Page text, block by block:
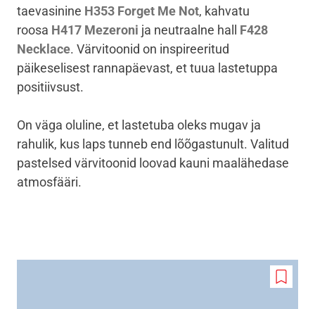
taevasinine H353 Forget Me Not, kahvatu
roosa H417 Mezeroni ja neutraalne hall F428
Necklace. Värvitoonid on inspireeritud
päikeselisest rannapäevast, et tuua lastetuppa
positiivsust.
On väga oluline, et lastetuba oleks mugav ja
rahulik, kus laps tunneb end lõõgastunult. Valitud
pastelsed värvitoonid loovad kauni maalähedase
atmosfääri.
Add